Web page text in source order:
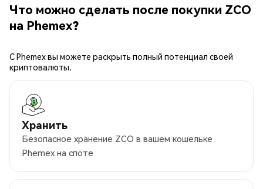
Что можно сделать после покупки ZCO
на Phemex?
С Phemex вы можете раскрыть полный потенциал своей
криптовалюты.
Хранить
Безопасное хранение ZCO в вашем кошельке
Phemex на споте